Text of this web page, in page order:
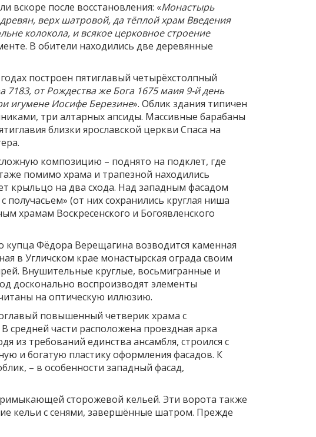
вскоре после восстановления: «Монастырь
верх шатровой, да тёплой храм Введения
колокола, и всякое церковное строение
В обители находились две деревянные
построен пятиглавый четырёхстолпный
7183, от Рождества же Бога 1675 маия 9-й день
игумене Иосифе Березине». Облик здания типичен
три алтарных апсиды. Массивные барабаны
близки ярославской церкви Спаса на
композицию – поднято на подклет, где
помимо храма и трапезной находились
крыльцо на два схода. Над западным фасадом
(от них сохранились круглая ниша
храмам Воскресенского и Богоявленского
купца Фёдора Верещагина возводится каменная
в Угличском крае монастырская ограда своим
Внушительные круглые, восьмигранные и
досконально воспроизводят элементы
на оптическую иллюзию.
повышенный четверик храма с
части расположена проездная арка
из требований единства ансамбля, строился с
и богатую пластику оформления фасадов. К
– в особенности западный фасад,
сторожевой кельей. Эти ворота также
кельи с сенями, завершённые шатром. Прежде